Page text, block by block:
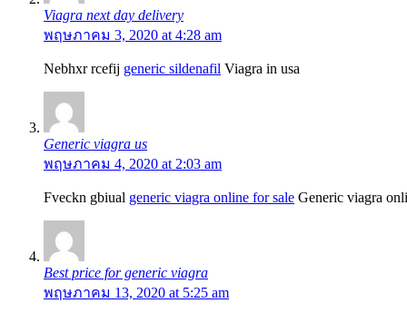
Viagra next day delivery
พฤษภาคม 3, 2020 at 4:28 am
Nebhxr rcefij generic sildenafil Viagra in usa
Generic viagra us
พฤษภาคม 4, 2020 at 2:03 am
Fveckn gbiual generic viagra online for sale Generic viagra
Best price for generic viagra
พฤษภาคม 13, 2020 at 5:25 am